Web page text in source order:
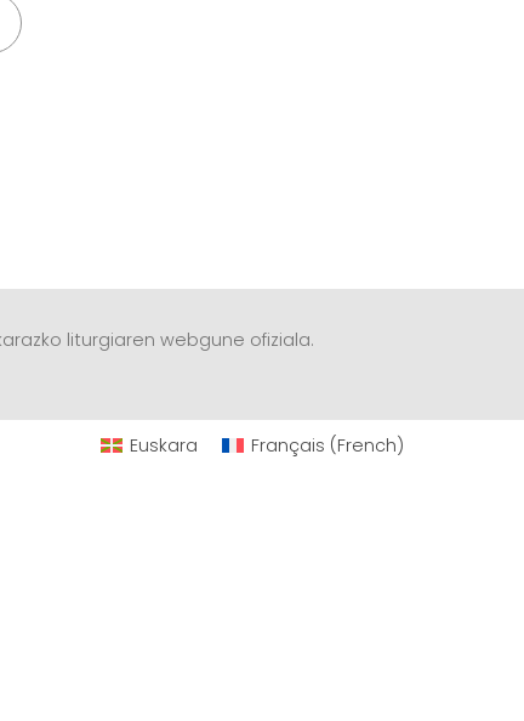
liturgiaren webgune ofiziala.
Euskara Français (French)